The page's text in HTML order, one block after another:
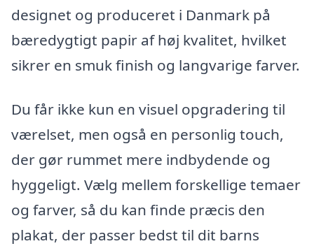
designet og produceret i Danmark på
bæredygtigt papir af høj kvalitet, hvilket
sikrer en smuk finish og langvarige farver.
Du får ikke kun en visuel opgradering til
værelset, men også en personlig touch,
der gør rummet mere indbydende og
hyggeligt. Vælg mellem forskellige temaer
og farver, så du kan finde præcis den
plakat, der passer bedst til dit barns